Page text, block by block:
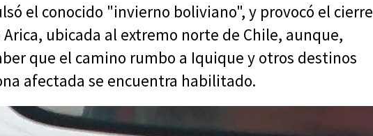
el conocido "invierno boliviano", y provocó el cierre
ubicada al extremo norte de Chile, aunque,
que el camino rumbo a Iquique y otros destinos
afectada se encuentra habilitado.